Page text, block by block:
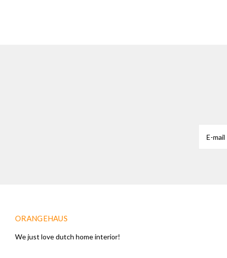
ORANGEHAUS
We just love dutch home interior!